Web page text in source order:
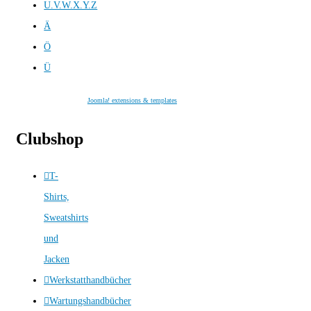
U.V.W.X.Y.Z
Ä
Ö
Ü
Joomla! extensions & templates
Clubshop
T-
Shirts,
Sweatshirts
und
Jacken
Werkstatthandbücher
Wartungshandbücher